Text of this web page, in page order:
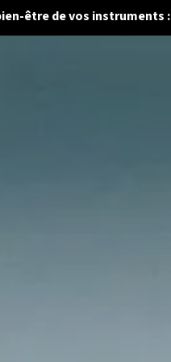
être de vos instruments :